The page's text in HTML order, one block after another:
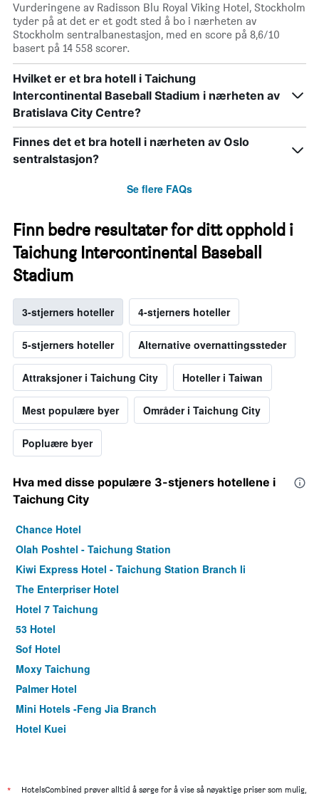
Vurderingene av Radisson Blu Royal Viking Hotel, Stockholm
tyder på at det er et godt sted å bo i nærheten av
Stockholm sentralbanestasjon, med en score på 8,6/10
basert på 14 558 scorer.
Hvilket er et bra hotell i Taichung
Intercontinental Baseball Stadium i nærheten av
Bratislava City Centre?
Finnes det et bra hotell i nærheten av Oslo
sentralstasjon?
Se flere FAQs
Finn bedre resultater for ditt opphold i
Taichung Intercontinental Baseball
Stadium
3-stjerners hoteller 4-stjerners hoteller
5-stjerners hoteller Alternative overnattingssteder
Attraksjoner i Taichung City Hoteller i Taiwan
Mest populære byer Områder i Taichung City
Popluære byer
Hva med disse populære 3-stjeners hotellene i
Taichung City
Chance Hotel
Olah Poshtel - Taichung Station
Kiwi Express Hotel - Taichung Station Branch Ii
The Enterpriser Hotel
Hotel 7 Taichung
53 Hotel
Sof Hotel
Moxy Taichung
Palmer Hotel
Mini Hotels -Feng Jia Branch
Hotel Kuei
Calligraphy Greenway Hotel
HotelsCombined prøver alltid å sørge for å vise så nøyaktige priser som mulig,